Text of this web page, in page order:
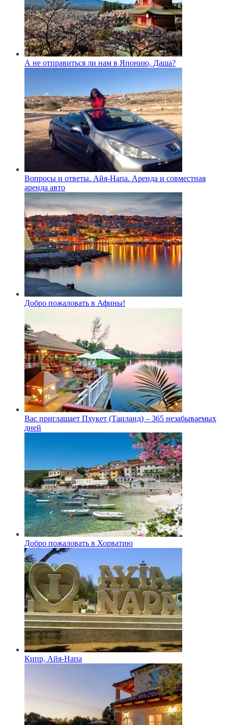
А не отправиться ли нам в Японию, Даша?
Вопросы и ответы. Айя-Напа. Аренда и совместная
аренда авто
Добро пожаловать в Афины!
Вас приглашает Пхукет (Таиланд) – 365 незабываемых
дней
Добро пожаловать в Хорватию
Кипр, Айя-Напа